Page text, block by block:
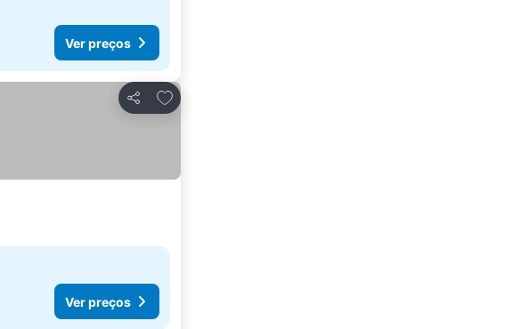
Ver preços
Partilhar
Adicionar aos favoritos
Ver preços